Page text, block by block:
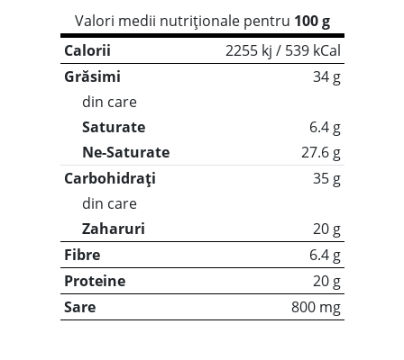
Valori medii nutriționale pentru 100 g
Calorii
2255 kj / 539 kCal
Grăsimi
34 g
din care
Saturate
6.4 g
Ne-Saturate
27.6 g
Carbohidrați
35 g
din care
Zaharuri
20 g
Fibre
6.4 g
Proteine
20 g
Sare
800 mg